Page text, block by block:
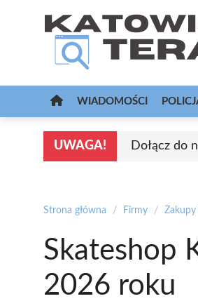
WIADOMOŚCI
UWAGA! Dołącz do
Strona główna / Firmy / Zakupy
Skateshop
2026 roku